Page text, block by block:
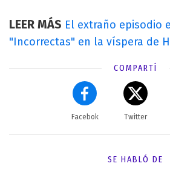
LEER MÁS El extraño episodio
"Incorrectas" en la víspera de
COMPARTÍ
Facebok Twitter
SE HABLÓ DE